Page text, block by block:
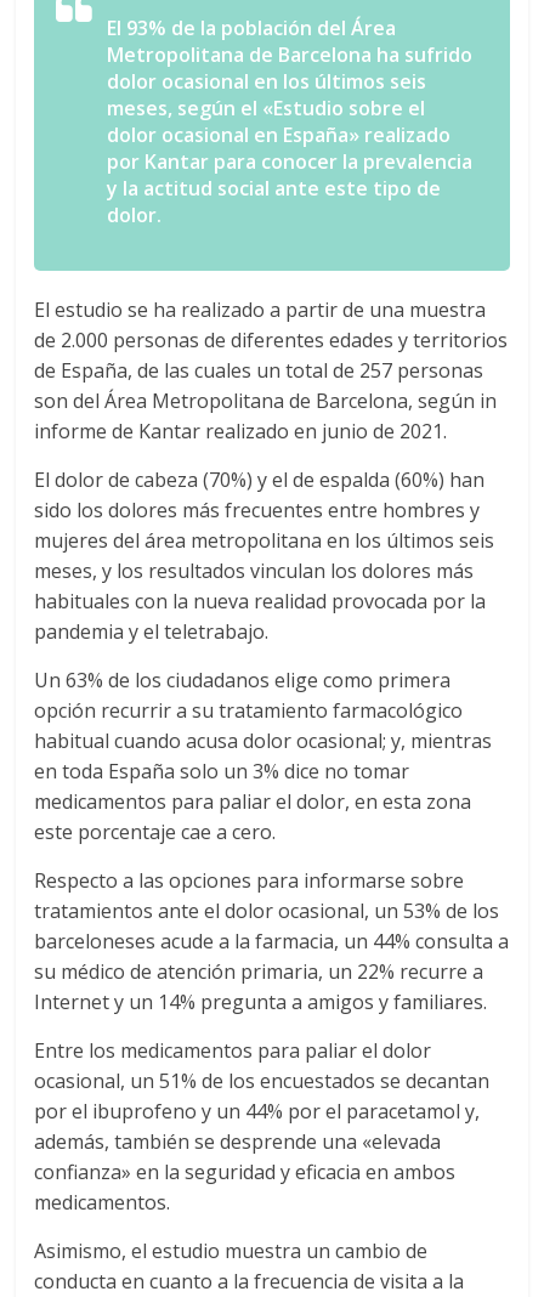
El 93% de la población del Área
Metropolitana de Barcelona ha sufrido
dolor ocasional en los últimos seis
meses, según el «Estudio sobre el
dolor ocasional en España» realizado
por Kantar para conocer la prevalencia
y la actitud social ante este tipo de
dolor.
El estudio se ha realizado a partir de una muestra
de 2.000 personas de diferentes edades y territorios
de España, de las cuales un total de 257 personas
son del Área Metropolitana de Barcelona, según in
informe de Kantar realizado en junio de 2021.
El dolor de cabeza (70%) y el de espalda (60%) han
sido los dolores más frecuentes entre hombres y
mujeres del área metropolitana en los últimos seis
meses, y los resultados vinculan los dolores más
habituales con la nueva realidad provocada por la
pandemia y el teletrabajo.
Un 63% de los ciudadanos elige como primera
opción recurrir a su tratamiento farmacológico
habitual cuando acusa dolor ocasional; y, mientras
en toda España solo un 3% dice no tomar
medicamentos para paliar el dolor, en esta zona
este porcentaje cae a cero.
Respecto a las opciones para informarse sobre
tratamientos ante el dolor ocasional, un 53% de los
barceloneses acude a la farmacia, un 44% consulta a
su médico de atención primaria, un 22% recurre a
Internet y un 14% pregunta a amigos y familiares.
Entre los medicamentos para paliar el dolor
ocasional, un 51% de los encuestados se decantan
por el ibuprofeno y un 44% por el paracetamol y,
además, también se desprende una «elevada
confianza» en la seguridad y eficacia en ambos
medicamentos.
Asimismo, el estudio muestra un cambio de
conducta en cuanto a la frecuencia de visita a la